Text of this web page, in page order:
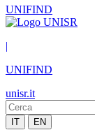
UNIFIND
|
UNIFIND
unisr.it
IT EN